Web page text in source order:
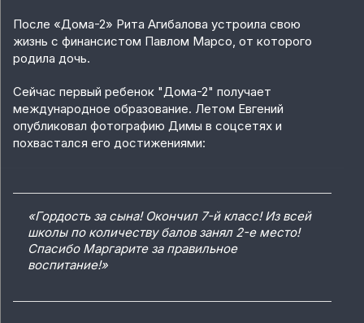
После «Дома-2» Рита Агибалова устроила свою
жизнь с финансистом Павлом Марсо, от которого
родила дочь.
Сейчас первый ребенок "Дома-2" получает
международное образование. Летом Евгений
опубликовал фотографию Димы в соцсетях и
похвастался его достижениями:
«Гордость за сына! Окончил 7-й класс! Из всей
школы по количеству балов занял 2-е место!
Спасибо Маргарите за правильное
воспитание!»